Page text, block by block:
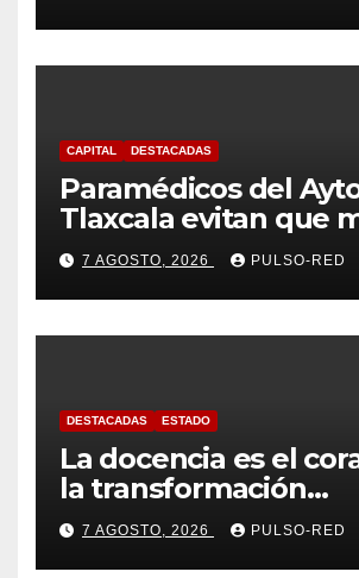
CAPITAL DESTACADAS
Paramédicos del
Tlaxcala evitan que
sufra complicaciones
hipotermia tras caer
cisterna
7 AGOSTO, 2026 PULSO-RED
DESTACADAS ESTADO
La docencia es el
la transformación
universitaria: Rector
UATx
7 AGOSTO, 2026 PULSO-RED